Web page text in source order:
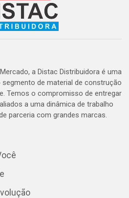
a Distac Distribuidora é uma
de material de construção
Temos o compromisso de entregar
a uma dinâmica de trabalho
parceria com grandes marcas.